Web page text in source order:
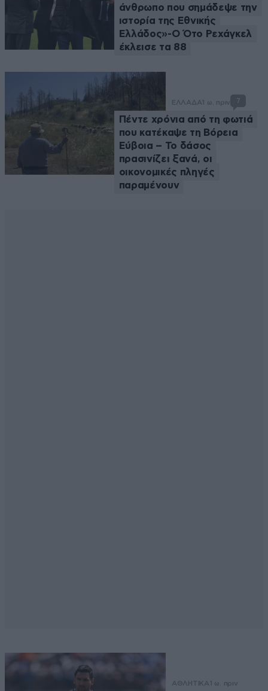
άνθρωπο που σημάδεψε την
ιστορία της Εθνικής
Ελλάδος»-Ο Ότο Ρεχάγκελ
έκλεισε τα 88
ΕΛΛΑΔΑ 1 ω. πριν 7
Πέντε χρόνια από τη φωτιά
που κατέκαψε τη Βόρεια
Εύβοια – Το δάσος
πρασινίζει ξανά, οι
οικονομικές πληγές
παραμένουν
ΑΘΛΗΤΙΚΑ 1 ω. πριν